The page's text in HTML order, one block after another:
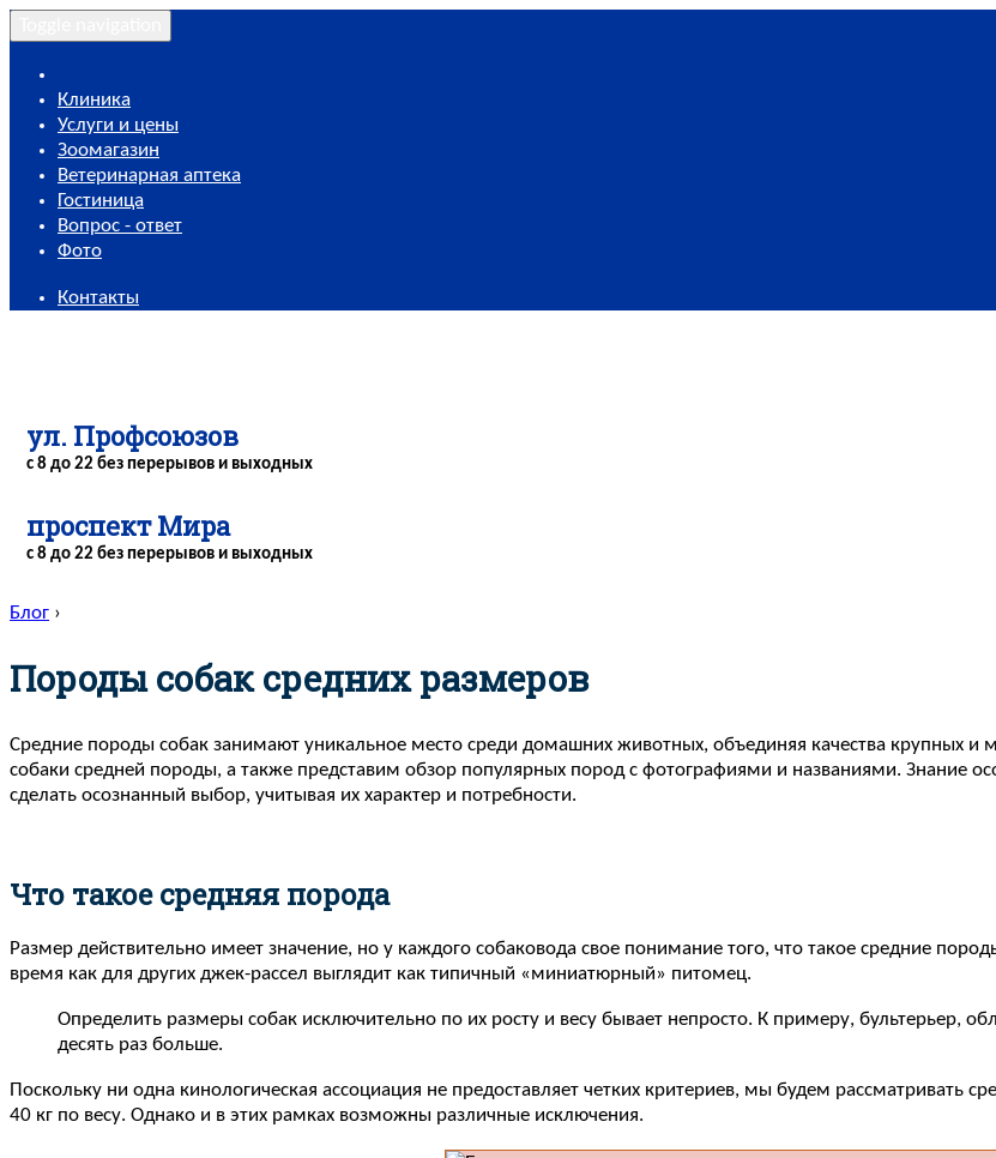
Клиника
Услуги и цены
Зоомагазин
Ветеринарная аптека
Гостиница
Вопрос - ответ
Фото
Контакты
ул. Профсоюзов
с 8 до 22 без перерывов и выходных
проспект Мира
с 8 до 22 без перерывов и выходных
Блог ›
Породы собак средних размеров
Средние породы собак занимают уникальное место среди домашних животных, объединяя качества крупных и
собаки средней породы, а также представим обзор популярных пород с фотографиями и названиями. Знание
сделать осознанный выбор, учитывая их характер и потребности.
Что такое средняя порода
Размер действительно имеет значение, но у каждого собаковода свое понимание того, что такое средние
время как для других джек-рассел выглядит как типичный «миниатюрный» питомец.
Определить размеры собак исключительно по их росту и весу бывает непросто. К примеру, бультерьер,
десять раз больше.
Поскольку ни одна кинологическая ассоциация не предоставляет четких критериев, мы будем рассматривать
40 кг по весу. Однако и в этих рамках возможны различные исключения.